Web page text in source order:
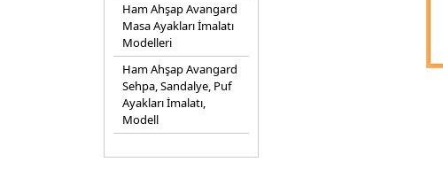
Ham Ahşap Avangard
Masa Ayakları İmalatı
Modelleri
Ham Ahşap Avangard
Sehpa, Sandalye, Puf
Ayakları İmalatı,
Modell